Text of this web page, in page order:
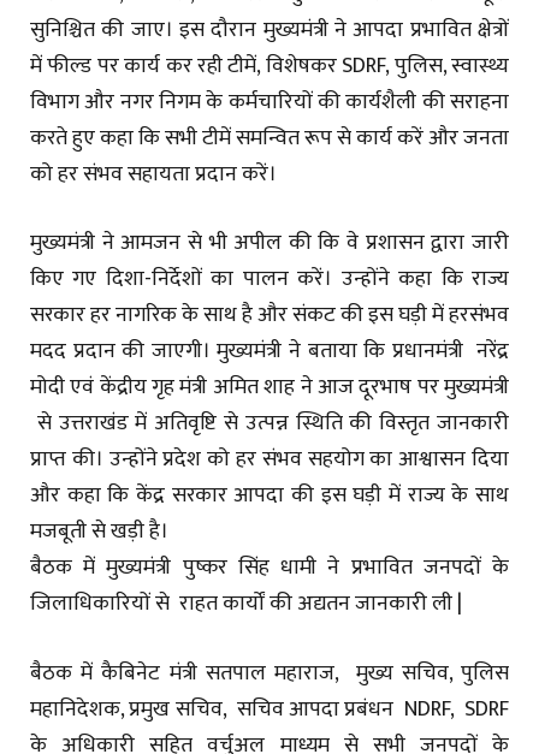
सुनिश्चित की जाए। इस दौरान मुख्यमंत्री ने आपदा प्रभावित क्षेत्रों
में फील्ड पर कार्य कर रही टीमें, विशेषकर SDRF, पुलिस, स्वास्थ्य
विभाग और नगर निगम के कर्मचारियों की कार्यशैली की सराहना
करते हुए कहा कि सभी टीमें समन्वित रूप से कार्य करें और जनता
को हर संभव सहायता प्रदान करें।
मुख्यमंत्री ने आमजन से भी अपील की कि वे प्रशासन द्वारा जारी
किए गए दिशा-निर्देशों का पालन करें। उन्होंने कहा कि राज्य
सरकार हर नागरिक के साथ है और संकट की इस घड़ी में हरसंभव
मदद प्रदान की जाएगी। मुख्यमंत्री ने बताया कि प्रधानमंत्री नरेंद्र
मोदी एवं केंद्रीय गृह मंत्री अमित शाह ने आज दूरभाष पर मुख्यमंत्री
से उत्तराखंड में अतिवृष्टि से उत्पन्न स्थिति की विस्तृत जानकारी
प्राप्त की। उन्होंने प्रदेश को हर संभव सहयोग का आश्वासन दिया
और कहा कि केंद्र सरकार आपदा की इस घड़ी में राज्य के साथ
मजबूती से खड़ी है।
बैठक में मुख्यमंत्री पुष्कर सिंह धामी ने प्रभावित जनपदों के
जिलाधिकारियों से राहत कार्यों की अद्यतन जानकारी ली |
बैठक में कैबिनेट मंत्री सतपाल महाराज, मुख्य सचिव, पुलिस
महानिदेशक, प्रमुख सचिव, सचिव आपदा प्रबंधन NDRF, SDRF
के अधिकारी सहित वर्चुअल माध्यम से सभी जनपदों के